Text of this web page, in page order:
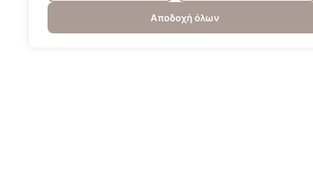
Αποδοχή όλων